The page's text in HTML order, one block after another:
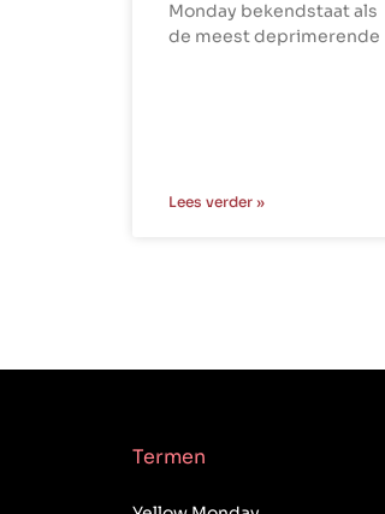
Monday bekendstaat als
de meest deprimerende
Lees verder »
Termen